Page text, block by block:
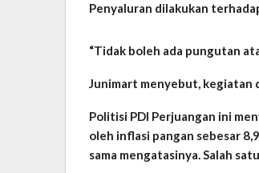
Penyaluran dilakukan
“Tidak boleh ada pungutan
Junimart menyebut, kegiatan
Politisi PDI Perjuangan ini
oleh inflasi pangan sebesar
sama mengatasinya. Salah